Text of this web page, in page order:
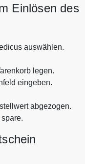
Einlösen des
auswählen.
legen.
eingeben.
abgezogen.